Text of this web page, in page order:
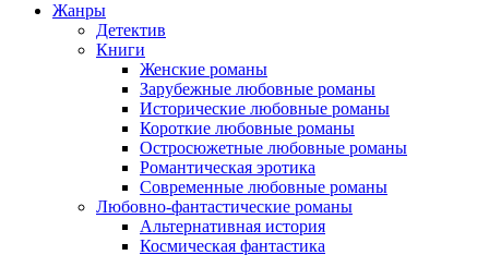
Жанры
Детектив
Книги
Женские романы
Зарубежные любовные романы
Исторические любовные романы
Короткие любовные романы
Остросюжетные любовные романы
Романтическая эротика
Современные любовные романы
Любовно-фантастические романы
Альтернативная история
Космическая фантастика